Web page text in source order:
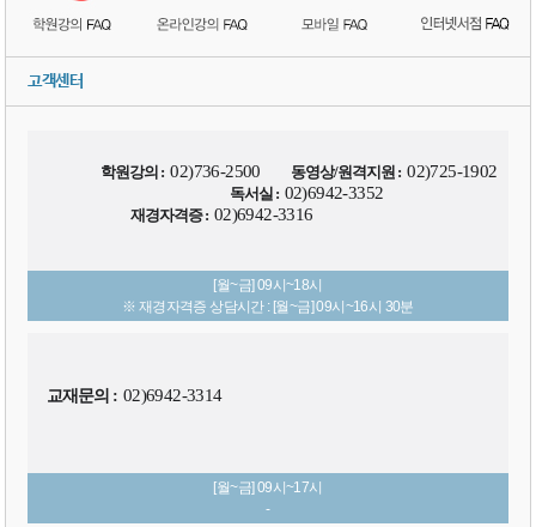
고객센터
학원강의 : 02)736-2500 동영상/원격지원 : 02)725-1902
독서실 : 02)6942-3352
재경자격증 : 02)6942-3316
[월~금] 09시~18시
※ 재경자격증 상담시간 : [월~금] 09시~16시 30분
교재문의 : 02)6942-3314
[월~금] 09시~17시
-